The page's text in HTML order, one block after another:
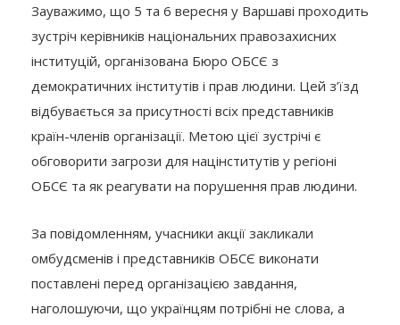
Зауважимо, що 5 та 6 вересня у Варшаві проходить
зустріч керівників національних правозахисних
інституцій, організована Бюро ОБСЄ з
демократичних інститутів і прав людини. Цей з’їзд
відбувається за присутності всіх представників
країн-членів організації. Метою цієї зустрічі є
обговорити загрози для націнститутів у регіоні
ОБСЄ та як реагувати на порушення прав людини.
За повідомленням, учасники акції закликали
омбудсменів і представників ОБСЄ виконати
поставлені перед організацією завдання,
наголошуючи, що українцям потрібні не слова, а